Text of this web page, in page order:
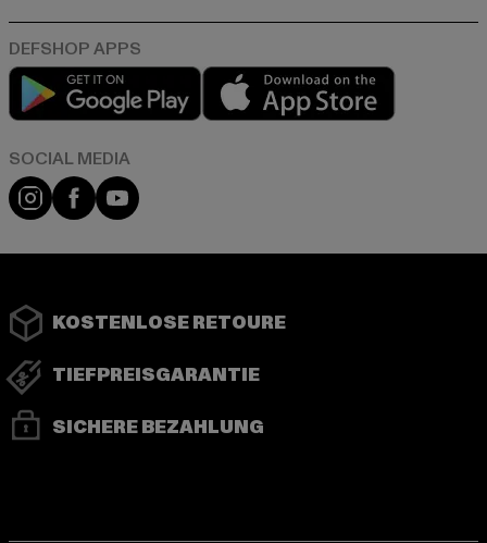
Play market
Instagram
FacebookYouTube
KOSTENLOSE RETOURE
TIEFPREISGARANTIE
SICHERE BEZAHLUNG